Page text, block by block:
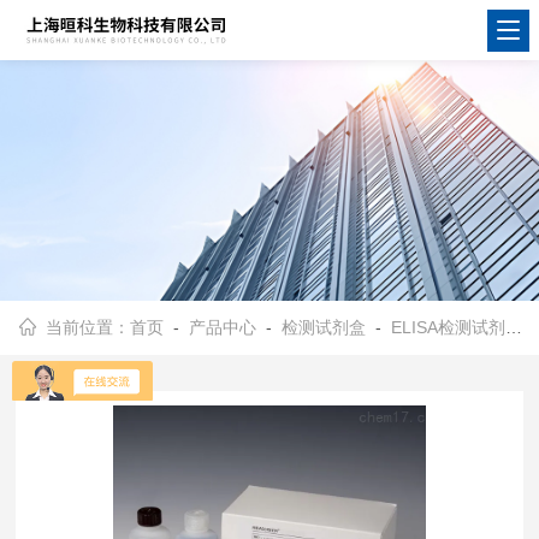
当前位置：首页 - 产品中心 -检测试剂盒 - ELISA检测试剂盒